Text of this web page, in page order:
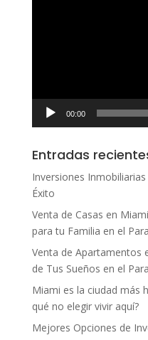
00:00
Entradas
Inversiones
Éxito
Venta de Casas en
para tu Familia en el
Venta de Apartamentos
de Tus Sueños en el
Miami es la ciudad más
qué no elegir vivir aquí?
Mejores Opciones de